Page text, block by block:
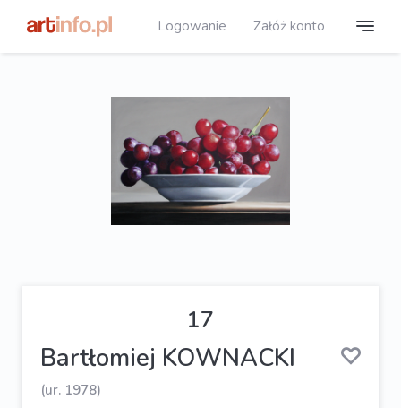
Logowanie Załóż konto
17
Bartłomiej KOWNACKI
(ur. 1978)